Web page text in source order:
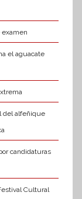
el aguacate
del alfeñique
candidaturas
Cultural